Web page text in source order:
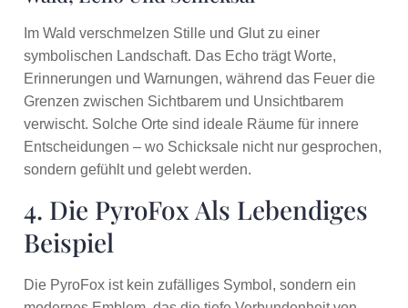
Im Wald verschmelzen Stille und Glut zu einer
symbolischen Landschaft. Das Echo trägt Worte,
Erinnerungen und Warnungen, während das Feuer die
Grenzen zwischen Sichtbarem und Unsichtbarem
verwischt. Solche Orte sind ideale Räume für innere
Entscheidungen – wo Schicksale nicht nur gesprochen,
sondern gefühlt und gelebt werden.
4. Die PyroFox Als Lebendiges
Beispiel
Die PyroFox ist kein zufälliges Symbol, sondern ein